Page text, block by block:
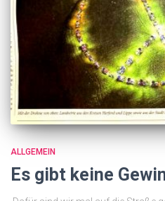
ALLGEMEIN
Es gibt keine